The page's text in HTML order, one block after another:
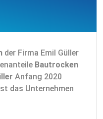
der Firma Emil Güller
Bautrocken
Anfang 2020
das Unternehmen